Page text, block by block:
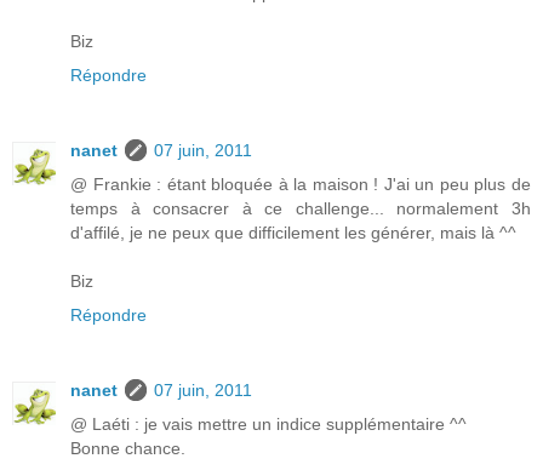
Biz
Répondre
nanet
07 juin, 2011
@ Frankie : étant bloquée à la maison ! J'ai un peu plus de
temps à consacrer à ce challenge... normalement 3h
d'affilé, je ne peux que difficilement les générer, mais là ^^
Biz
Répondre
nanet
07 juin, 2011
@ Laéti : je vais mettre un indice supplémentaire ^^
Bonne chance.